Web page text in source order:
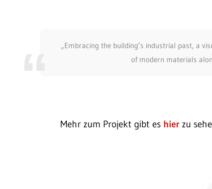
„Embracing the building’s industrial past, a
of modern materials
Mehr zum Projekt gibt es hier zu